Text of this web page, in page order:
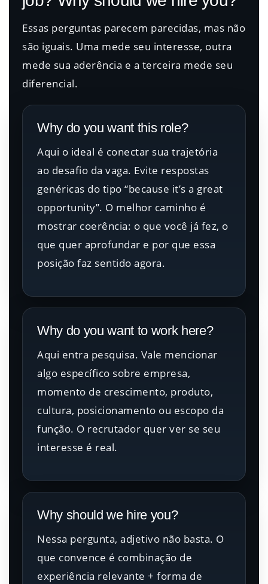
Essas perguntas parecem parecidas, mas não
são iguais. Uma mede seu interesse, outra
mede sua aderência e a terceira mede seu
diferencial.
Why do you want this role?
Aqui o ideal é conectar sua trajetória
ao desafio da vaga. Evite respostas
genéricas do tipo “because it’s a great
opportunity”. O melhor caminho é
mostrar coerência: o que você já fez, o
que quer aprofundar e por que essa
posição faz sentido agora.
Why do you want to work here?
Aqui entra pesquisa. Vale mencionar
algo específico sobre empresa,
momento de crescimento, produto,
cultura, posicionamento ou escopo da
função. O recrutador quer ver se seu
interesse é real.
Why should we hire you?
Nessa pergunta, adjetivo não basta. O
que convence é combinação de
experiência relevante + forma de